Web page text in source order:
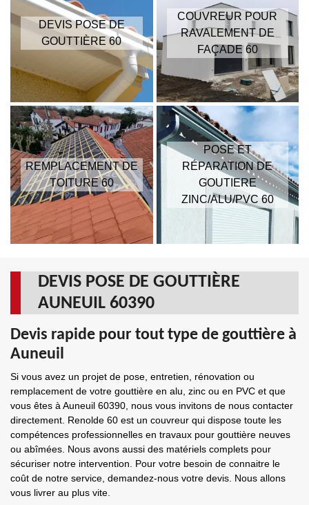
DEVIS POSE DE
GOUTTIÈRE 60
COUVREUR POUR
RAVALEMENT DE
FAÇADE 60
REMPLACEMENT DE
TOITURE 60
POSE ET
RÉPARATION DE
GOUTIERE
ZINC/ALU/PVC 60
DEVIS POSE DE GOUTTIÈRE
AUNEUIL 60390
Devis rapide pour tout type de gouttière à
Auneuil
Si vous avez un projet de pose, entretien, rénovation ou
remplacement de votre gouttière en alu, zinc ou en PVC et que
vous êtes à Auneuil 60390, nous vous invitons de nous contacter
directement. Renolde 60 est un couvreur qui dispose toute les
compétences professionnelles en travaux pour gouttière neuves
ou abîmées. Nous avons aussi des matériels complets pour
sécuriser notre intervention. Pour votre besoin de connaitre le
coût de notre service, demandez-nous votre devis. Nous allons
vous livrer au plus vite.